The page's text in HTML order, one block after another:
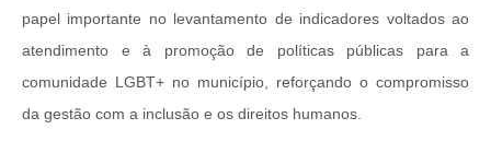
papel importante no levantamento de indicadores voltados ao
atendimento e à promoção de políticas públicas para a
comunidade LGBT+ no município, reforçando o compromisso
da gestão com a inclusão e os direitos humanos.